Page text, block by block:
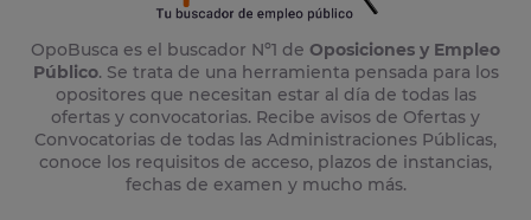
OpoBusca es el buscador Nº1 de Oposiciones y Empleo
Público. Se trata de una herramienta pensada para los
opositores que necesitan estar al día de todas las
ofertas y convocatorias. Recibe avisos de Ofertas y
Convocatorias de todas las Administraciones Públicas,
conoce los requisitos de acceso, plazos de instancias,
fechas de examen y mucho más.